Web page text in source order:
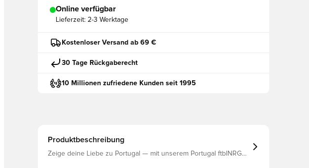
Online verfügbar
Lieferzeit: 2-3 Werktage
Kostenloser Versand ab 69 €
30 Tage Rückgaberecht
10 Millionen zufriedene Kunden seit 1995
Produktbeschreibung
Zeige deine Liebe zu Portugal — mit unserem Portugal ftblNRGY